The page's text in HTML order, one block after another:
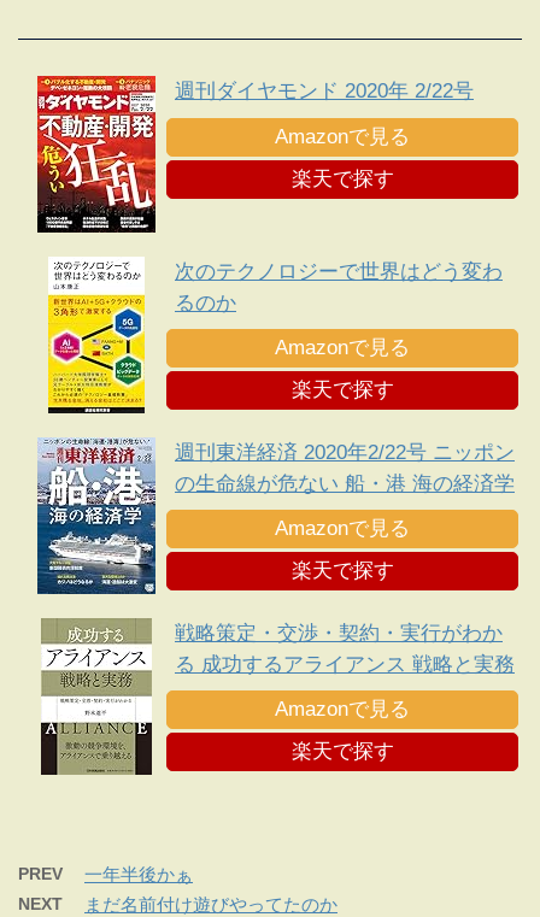
週刊ダイヤモンド 2020年 2/22号
Amazonで見る
楽天で探す
次のテクノロジーで世界はどう変わ
るのか
Amazonで見る
楽天で探す
週刊東洋経済 2020年2/22号 ニッポン
の生命線が危ない 船・港 海の経済学
Amazonで見る
楽天で探す
戦略策定・交渉・契約・実行がわか
る 成功するアライアンス 戦略と実務
Amazonで見る
楽天で探す
PREV 一年半後かぁ
NEXT まだ名前付け遊びやってたのか